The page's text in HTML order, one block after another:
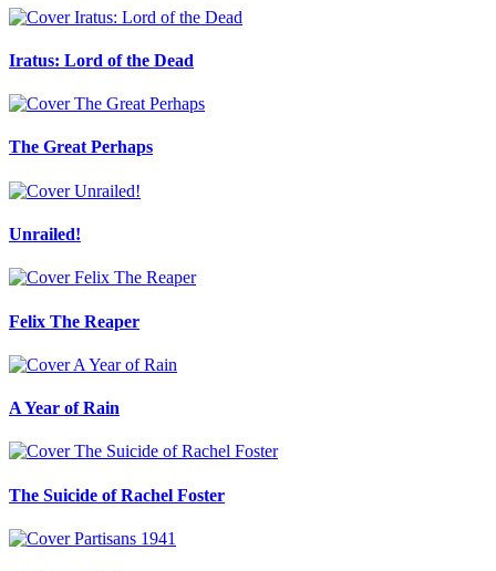
Iratus: Lord of the Dead
The Great Perhaps
Unrailed!
Felix The Reaper
A Year of Rain
The Suicide of Rachel Foster